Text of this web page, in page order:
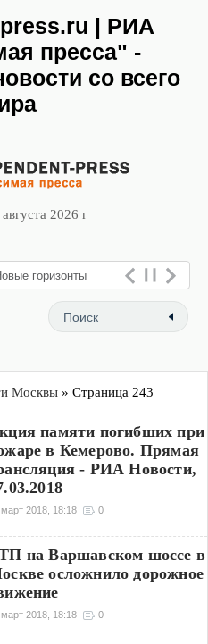
| РИА
пресса" -
со всего
2026 г
горизонты
в Москве откры
Москвы » Страница 243
памяти погибших при
в Кемерово. Прямая
- РИА Новости,
2018, 18:18 0
на Варшавском шоссе в
осложнило дорожное
2018, 18:18 0